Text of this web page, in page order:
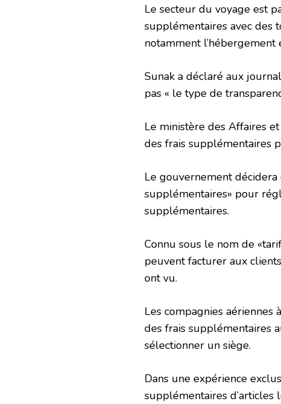
Le secteur du voyage est
supplémentaires avec des
notamment
Sunak a déclaré aux
pas « le type de
Le ministère des Affaires
des frais supplémentaires
Le gouvernement décidera
supplémentaires» pour
supplémentaires.
Connu sous le nom de
peuvent facturer aux
ont vu.
Les compagnies aériennes
des frais supplémentaires
sélectionner un siège.
Dans une expérience
supplémentaires